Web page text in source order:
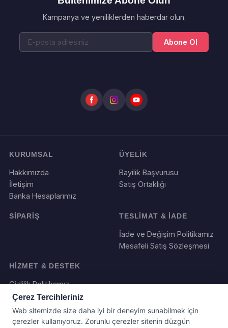
Kampanya ve yeniliklerden haberdar olun.
Abone Ol
KURUMSAL
Hakkımızda
İletişim
Banka Hesaplarımız
ÜYELİK
Bayilik Başvurusu
Satış Ortaklığı
SİPARİŞ TESLİMAT & İADE
İade ve Değişim Politikamız
Mesafeli Satış Sözleşmesi
HİZMET & DESTEK
Gizlilik Politikamız
Çerez Tercihleriniz
Web sitemizde size daha iyi bir deneyim sunabilmek için
çerezler kullanıyoruz. Zorunlu çerezler sitenin düzgün